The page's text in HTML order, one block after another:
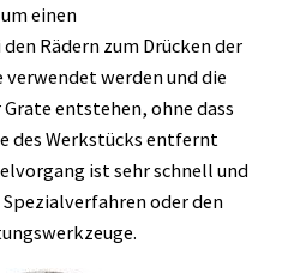
einen
Rädern zum Drücken der
werden und die
entstehen, ohne dass
des Werkstücks entfernt
ist sehr schnell und
oder den